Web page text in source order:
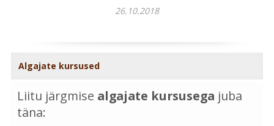
26.10.2018
Algajate kursused
Liitu järgmise algajate kursusega juba
täna: